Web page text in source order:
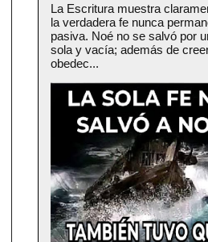
La Escritura muestra
la verdadera fe nunca
pasiva. Noé no se salvó por
sola y vacía; además de
obedec...